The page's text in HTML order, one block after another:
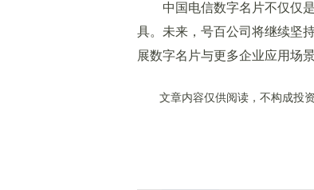
中国电信数字名片不仅仅是
具。未来，号百公司将继续坚
展数字名片与更多企业应用场
文章内容仅供阅读，不构成投资